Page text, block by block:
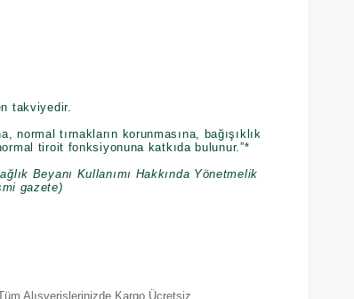
takviyedir.
normal tırnakların korunmasına, bağışıklık
tiroit fonksiyonuna katkıda bulunur.”*
Beyanı Kullanımı Hakkında Yönetmelik
gazete)
Alışverişlerinizde Kargo Ücretsiz